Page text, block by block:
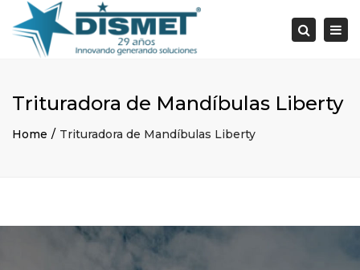
Search
Trituradora de Mandíbulas Liberty
Home Trituradora de Mandíbulas Liberty